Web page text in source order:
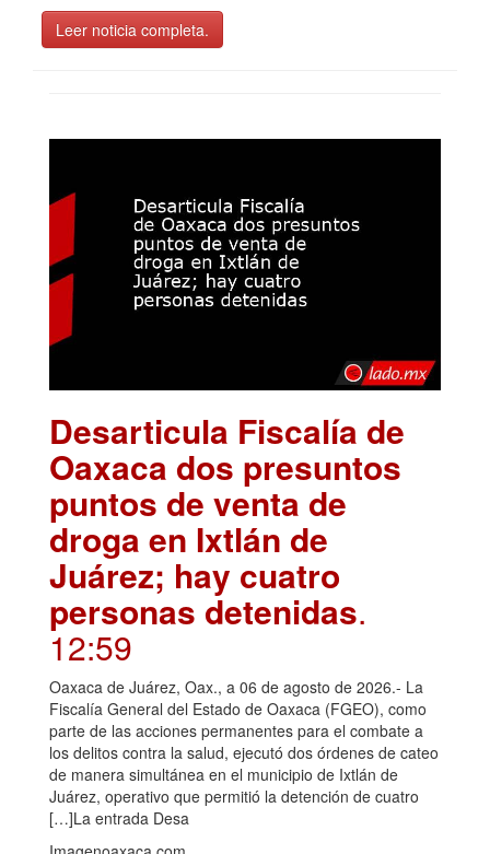
Leer noticia completa.
Desarticula Fiscalía de
Oaxaca dos presuntos
puntos de venta de
droga en Ixtlán de
Juárez; hay cuatro
personas detenidas.
12:59
Oaxaca de Juárez, Oax., a 06 de agosto de 2026.- La
Fiscalía General del Estado de Oaxaca (FGEO), como
parte de las acciones permanentes para el combate a
los delitos contra la salud, ejecutó dos órdenes de cateo
de manera simultánea en el municipio de Ixtlán de
Juárez, operativo que permitió la detención de cuatro
[…]La entrada Desa